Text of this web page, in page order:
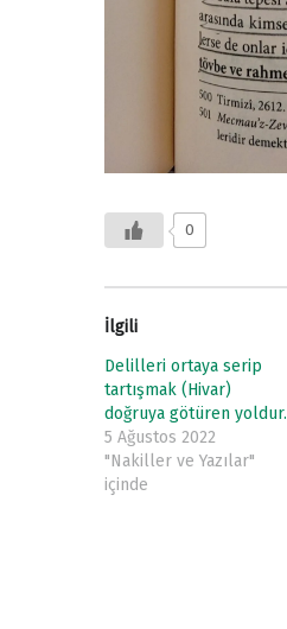
0
İlgili
Delilleri ortaya serip
tartışmak (Hivar)
doğruya götüren yoldur.
5 Ağustos 2022
"Nakiller ve Yazılar"
içinde